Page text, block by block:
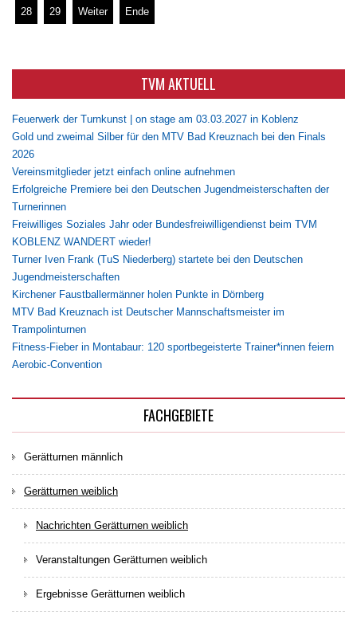
28
29 Weiter Ende
TVM AKTUELL
Feuerwerk der Turnkunst | on stage am 03.03.2027 in Koblenz
Gold und zweimal Silber für den MTV Bad Kreuznach bei den Finals
2026
Vereinsmitglieder jetzt einfach online aufnehmen
Erfolgreiche Premiere bei den Deutschen Jugendmeisterschaften der
Turnerinnen
Freiwilliges Soziales Jahr oder Bundesfreiwilligendienst beim TVM
KOBLENZ WANDERT wieder!
Turner Iven Frank (TuS Niederberg) startete bei den Deutschen
Jugendmeisterschaften
Kirchener Faustballermänner holen Punkte in Dörnberg
MTV Bad Kreuznach ist Deutscher Mannschaftsmeister im
Trampolinturnen
Fitness-Fieber in Montabaur: 120 sportbegeisterte Trainer*innen feiern
Aerobic-Convention
FACHGEBIETE
Gerätturnen männlich
Gerätturnen weiblich
Nachrichten Gerätturnen weiblich
Veranstaltungen Gerätturnen weiblich
Ergebnisse Gerätturnen weiblich